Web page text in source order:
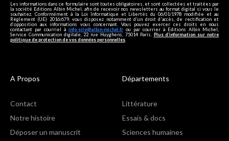
Les informations dans ce formulaire sont toutes obligatoires, et sont collectées et traitées par
la société Editions Albin Michel, afin de recevoir nos newsletters au format digital si vous le
souhaitez. Conformément à la Loi Informatique et Libertés du 06/01/1978 modifiée et au
Règlement (UE) 2016/679, vous disposez notamment d'un droit d'accès, de rectification et
d’opposition aux informations vous concernant. Vous pouvez exercer ces droits en nous
contactant par courriel à info-site@albin-michel.fr ou par courrier à Editions Albin Michel,
Service Communication digitale, 22 rue Huyghens, 75014 Paris. Plus d’information sur notre
politique de protection de vos données personnelles
A Propos
Contact
Notre histoire
Déposer un manuscrit
Départements
Littérature
Essais & docs
Sciences humaines